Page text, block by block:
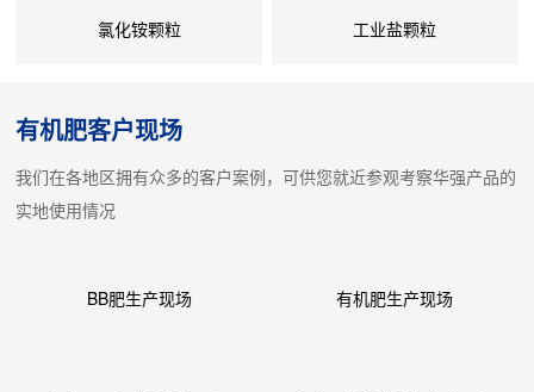
氯化铵颗粒 工业盐颗粒
有机肥客户现场
我们在各地区拥有众多的客户案例，可供您就近参观考察华强产品的
实地使用情况
BB肥生产现场 有机肥生产现场